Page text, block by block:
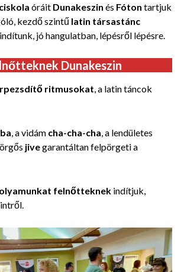
óráit Dunakeszin és Fóton tartjuk
kezdő szintű latin társastánc
indítunk, jó hangulatban, lépésről lépésre.
Dunakeszin
ritmusokat, a latin táncok
, a vidám cha-cha-cha, a lendületes
jivegarantáltan felpörgeti a
felnőtteknek indítjuk,